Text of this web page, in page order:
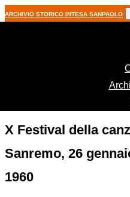
ARCHIVIO STORICO INTESA SANPAOLO
X Festival della
Sanremo, 26
1960